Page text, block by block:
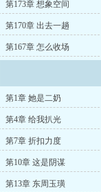
第173章 想象空间
第170章 出去一趟
第167章 怎么收场
第1章 她是二奶
第4章 给我扒光
第7章 折扣力度
第10章 这是阴谋
第13章 东周玉璜